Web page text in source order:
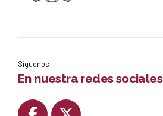
Síguenos
En nuestra redes sociales